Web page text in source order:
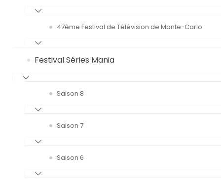
47ème Festival de Télévision de Monte-Carlo
Festival Séries Mania
Saison 8
Saison 7
Saison 6